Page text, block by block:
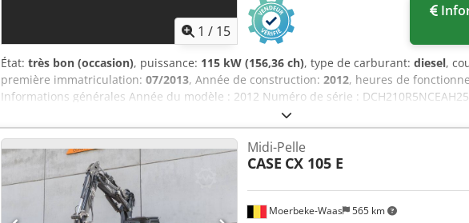
1 / 15
Information sur le
État: très bon (occasion), puissance: 115 kW (156,36 ch), type de carburant: diesel,
première immatriculation: 07/2013, Année de construction: 2012, heures de
Informations générales Année du modèle : 2012 Numéro de série :
Ndjxock Informations techniques Nombre de cylindres : 4 Poids à vide : 22 600 kg
travail : 300 cm Marquage CE : oui État État technique : très bon État visuel : très bon
financières Prix : Sur demande Garantie Garantie : Première main, carnet d'entretien
l'emploi immédiatement ! - 80 % trains de chaînes - Inclus : 3 godets : 1300 mm, 450
curage de fossés de 2000 mm - Système TOPCON 3D de 2021 disponible en option
Moerbeke-Waas 565 km
Midi-Pelle
CASE CX 105 E